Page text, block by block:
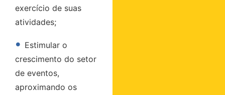
exercício de suas
atividades;
• Estimular o
crescimento do setor
de eventos,
aproximando os